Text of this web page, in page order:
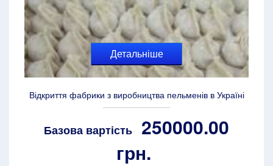
Детальніше
Відкриття фабрики з виробництва пельменів в Україні
Базова вартість
250000.00
грн.